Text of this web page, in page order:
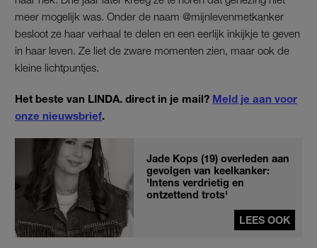
meer mogelijk was. Onder de naam @mijnlevenmetkanker
besloot ze haar verhaal te delen en een eerlijk inkijkje te geven
in haar leven. Ze liet de zware momenten zien, maar ook de
kleine lichtpuntjes.
Het beste van LINDA. direct in je mail? Meld je aan voor
onze nieuwsbrief.
Jade Kops (19) overleden aan
gevolgen van keelkanker:
'Intens verdrietig en
ontzettend trots'
LEES OOK